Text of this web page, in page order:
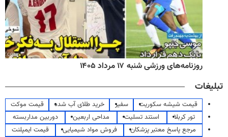
روزنامه‌های ورزشی شنبه ۱۷ مرداد ۱۴۰۵
تبلیغات
قیمت شیشه سکوریت سفیر خرید طلای آب شده
قیمت موکت
تور کربلا
استند تسلیت مداحی اربعین
دوربین مداربسته
مرجع پاسخ معتبر پزشکان
فروش مواد شیمیایی
قیمت ایمپلنت